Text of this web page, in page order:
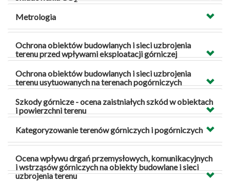
Metrologia
Ochrona obiektów budowlanych i sieci uzbrojenia
terenu przed wpływami eksploatacji górniczej
Ochrona obiektów budowlanych i sieci uzbrojenia
terenu usytuowanych na terenach pogórniczych
Szkody górnicze - ocena zaistniałych szkód w obiektach
i powierzchni terenu
Kategoryzowanie terenów górniczych i pogórniczych
Ocena wpływu drgań przemysłowych, komunikacyjnych
i wstrząsów górniczych na obiekty budowlane i sieci
uzbrojenia terenu